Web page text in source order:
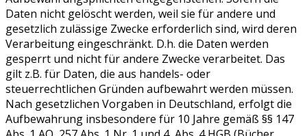
Daten nicht gelöscht werden, weil sie für andere und
gesetzlich zulässige Zwecke erforderlich sind, wird deren
Verarbeitung eingeschränkt. D.h. die Daten werden
gesperrt und nicht für andere Zwecke verarbeitet. Das
gilt z.B. für Daten, die aus handels- oder
steuerrechtlichen Gründen aufbewahrt werden müssen.
Nach gesetzlichen Vorgaben in Deutschland, erfolgt die
Aufbewahrung insbesondere für 10 Jahre gemäß §§ 147